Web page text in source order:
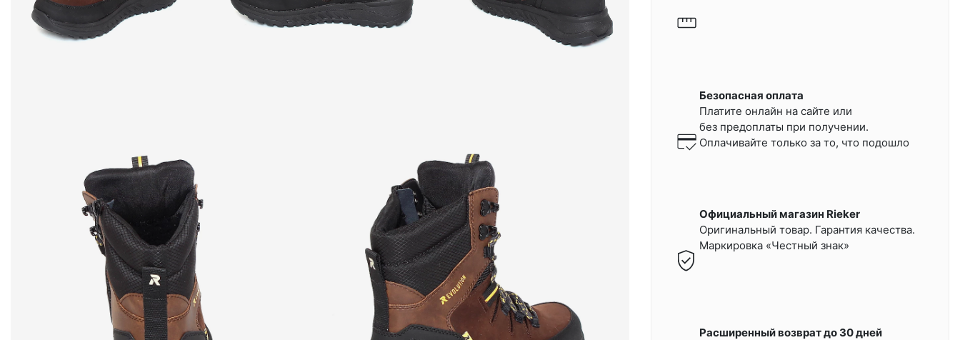
Безопасная оплата
Платите онлайн на сайте или
без предоплаты при получении.
Оплачивайте только за то, что подошло
Официальный магазин Rieker
Оригинальный товар. Гарантия качества.
Маркировка «Честный знак»
Расширенный возврат до 30 дней